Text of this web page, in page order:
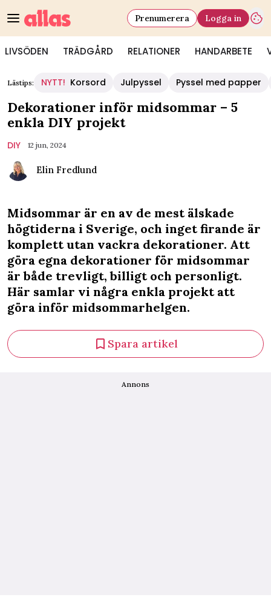
LIVSÖDEN TRÄDGÅRD RELATIONER HANDARBETE
Prenumerera Logga in
Lästips: NYTT! Korsord Julpyssel Pyssel med papper
Dekorationer inför midsommar – 5
enkla DIY projekt
DIY 12 jun, 2024
Elin Fredlund
Midsommar är en av de mest älskade
högtiderna i Sverige, och inget firande är
komplett utan vackra dekorationer. Att
göra egna dekorationer för midsommar
är både trevligt, billigt och personligt.
Här samlar vi några enkla projekt att
göra inför midsommarhelgen.
Spara artikel
Annons